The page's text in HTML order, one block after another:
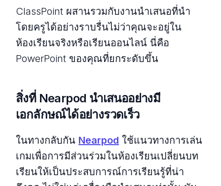
ClassPoint ผสานรวมกับงานนําเสนอที่นํา
โดยครูได้อย่างราบรื่นไม่ว่าคุณจะอยู่ใน
ห้องเรียนจริงหรือเรียนออนไลน์ นี่คือ
PowerPoint ของคุณที่ยกระดับขึ้น
สิ่งที่ Nearpod นําเสนออย่างมี
เอกลักษณ์ได้อย่างรวดเร็ว
ในทางกลับกัน Nearpod ใช้แนวทางการเล่น
เกมเพื่อการมีส่วนร่วมในห้องเรียนเปลี่ยนบท
เรียนให้เป็นประสบการณ์การเรียนรู้ที่น่า